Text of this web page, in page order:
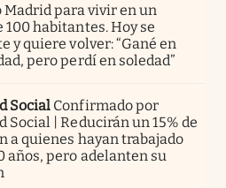
Madrid para vivir en un
100 habitantes. Hoy se
y quiere volver: “Gané en
pero perdí en soledad”
Social Confirmado por
Social | Reducirán un 15% de
a quienes hayan trabajado
años, pero adelanten su